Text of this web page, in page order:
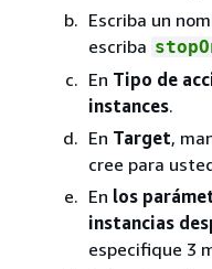
Escriba un
escriba
En Tipo de
instances.
En Target,
cree para
En los
instancias
especifique 3